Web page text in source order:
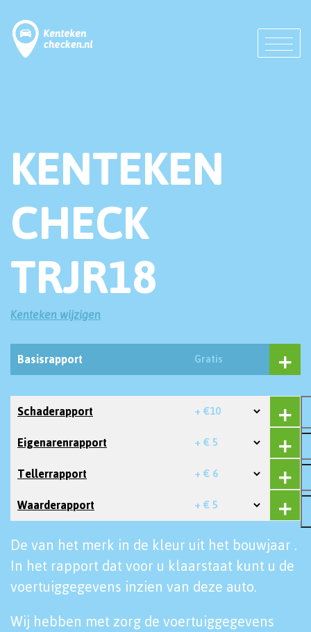
KENTEKEN
CHECK
TRJR18
Kenteken wijzigen
Basisrapport Gratis
Schaderapport + €10
Eigenarenrapport + € 5
Tellerrapport + € 6
Waarderapport + € 5
De van het merk in de kleur uit het bouwjaar .
In het rapport dat voor u klaarstaat kunt u de
voertuiggegevens inzien van deze auto.
Wij hebben met zorg de voertuiggegevens